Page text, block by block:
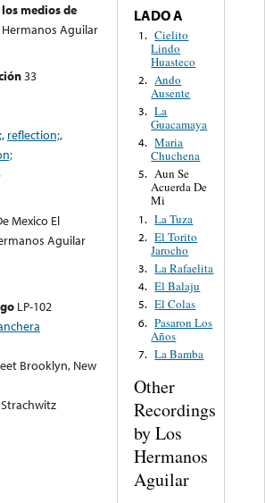
medios de
Hermanos Aguilar
33
, reflection;,
Mexico El
Aguilar
LP-102
Brooklyn, New
LADO A
1. Cielito
Lindo
Huasteco
2. Ando
Ausente
3. La
Guacamaya
4. Maria
Chuchena
5. Aun Se
Acuerda De
Mi
1. La Tuza
2. El Torito
Jarocho
3. La Rafaelita
4. El Balaju
5. El Colas
6. Pasaron Los
Años
7. La Bamba
Other
Recordings
by Los
Hermanos
Aguilar